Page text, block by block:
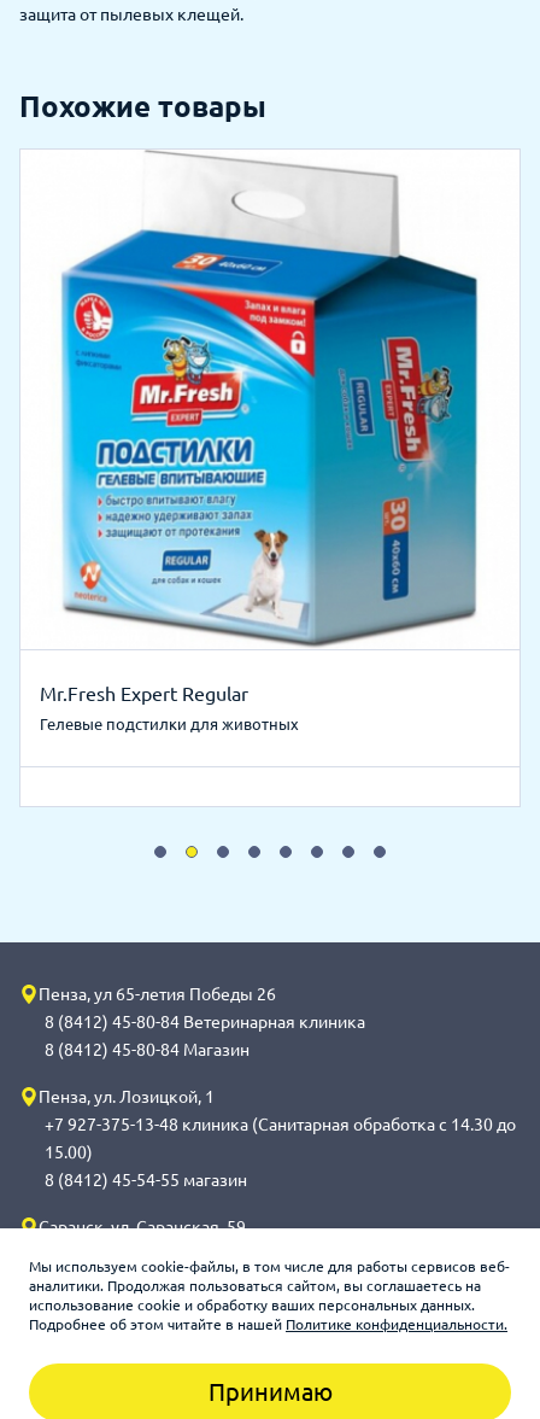
Мы используем cookie-файлы, в том числе для работы сервисов веб-
аналитики. Продолжая пользоваться сайтом, вы соглашаетесь на
использование cookie и обработку ваших персональных данных.
Подробнее об этом читайте в нашей Политике конфиденциальности.
Принимаю
защита от пылевых клещей.
Похожие товары
Mr.Fresh Expert Regular
Гелевые подстилки для животных
Пенза, ул 65-летия Победы 26
8 (8412) 45-80-84 Ветеринарная клиника
8 (8412) 45-80-84 Магазин
Пенза, ул. Лозицкой, 1
+7 927-375-13-48 клиника (Санитарная обработка с 14.30 до
15.00)
8 (8412) 45-54-55 магазин
Саранск, ул. Саранская, 59
обработка с 14.00 до 14.30)
8 (8342) 272-275 магазин
Зооцентр «Счастливый слон», 2026